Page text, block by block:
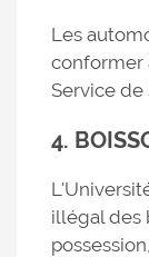
Les
conformer
Service de
4.
illégal des